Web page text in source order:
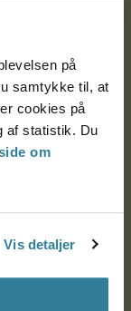
på
samtykke til, at
cookies på
af statistik. Du
om
Vis detaljer